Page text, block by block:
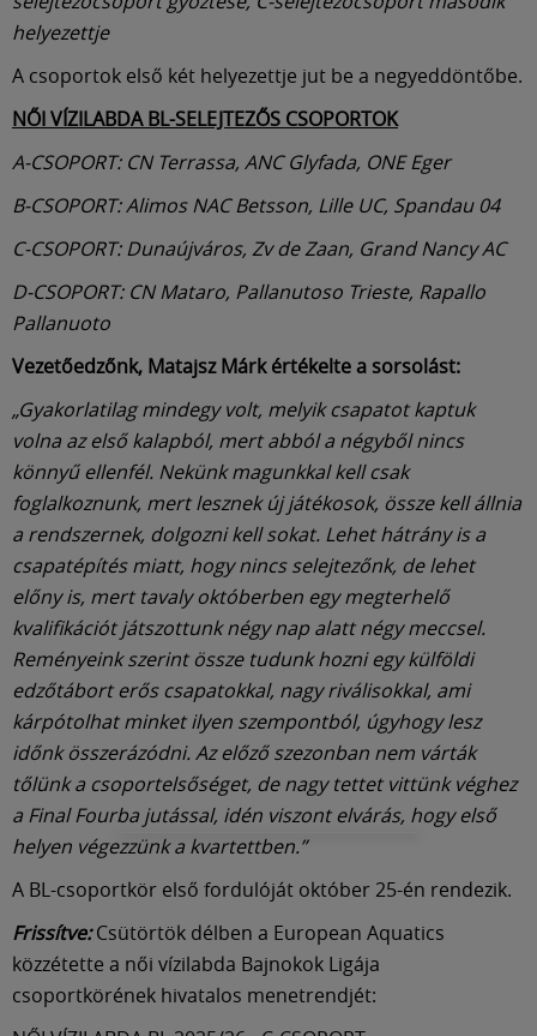
helyezettje
A csoportok első két helyezettje jut be a negyeddöntőbe.
NŐI VÍZILABDA BL-SELEJTEZŐS CSOPORTOK
A-CSOPORT: CN Terrassa, ANC Glyfada, ONE Eger
B-CSOPORT: Alimos NAC Betsson, Lille UC, Spandau 04
C-CSOPORT: Dunaújváros, Zv de Zaan, Grand Nancy AC
D-CSOPORT: CN Mataro, Pallanutoso Trieste, Rapallo
Pallanuoto
Vezetőedzőnk, Matajsz Márk értékelte a sorsolást:
„Gyakorlatilag mindegy volt, melyik csapatot kaptuk
volna az első kalapból, mert abból a négyből nincs
könnyű ellenfél. Nekünk magunkkal kell csak
foglalkoznunk, mert lesznek új játékosok, össze kell állnia
a rendszernek, dolgozni kell sokat. Lehet hátrány is a
csapatépítés miatt, hogy nincs selejtezőnk, de lehet
előny is, mert tavaly októberben egy megterhelő
kvalifikációt játszottunk négy nap alatt négy meccsel.
Reményeink szerint össze tudunk hozni egy külföldi
edzőtábort erős csapatokkal, nagy riválisokkal, ami
kárpótolhat minket ilyen szempontból, úgyhogy lesz
időnk összerázódni. Az előző szezonban nem várták
tőlünk a csoportelsőséget, de nagy tettet vittünk véghez
a Final Fourba jutással, idén viszont elvárás, hogy első
helyen végezzünk a kvartettben.”
A BL-csoportkör első fordulóját október 25-én rendezik.
Frissítve:Csütörtök délben a European Aquatics
közzétette a női vízilabda Bajnokok Ligája
csoportkörének hivatalos menetrendjét: